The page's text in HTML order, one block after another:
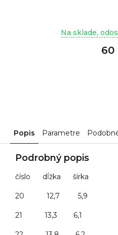
Na sklade,
60
Popis Parametre
Podrobný popis
číslo dĺžka šírka
20 12,7 5,9
21 13,3 6,1